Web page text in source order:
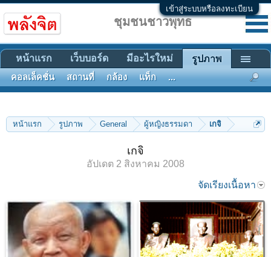
เข้าสู่ระบบหรือลงทะเบียน
หน้าแรก รูปภาพ General ผู้หญิงธรรมดา เกจิ
เกจิ
อัปเดต 2 สิงหาคม 2008
จัดเรียงเนื้อหา
ชุมชนชาวพุทธ
หน้าแรก เว็บบอร์ด มีอะไรใหม่ รูปภาพ
คอลเล็คชั่น สถานที่ กล้อง แท็ก ...